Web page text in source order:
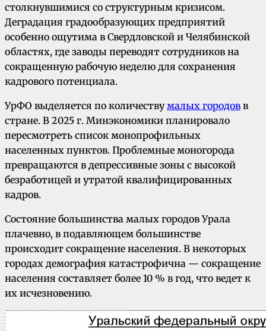
столкнувшимися со структурным кризисом.
Деградация градообразующих предприятий
особенно ощутима в Свердловской и Челябинской
областях, где заводы переводят сотрудников на
сокращенную рабочую неделю для сохранения
кадрового потенциала.
УрФО выделяется по количеству малых городов в
стране. В 2025 г. Минэкономики планировало
пересмотреть список монопрофильных
населенных пунктов. Проблемные моногорода
превращаются в депрессивные зоны с высокой
безработицей и утратой квалифицированных
кадров.
Состояние большинства малых городов Урала
плачевно, в подавляющем большинстве
происходит сокращение населения. В некоторых
городах демография катастрофична — сокращение
населения составляет более 10 % в год, что ведет к
их исчезновению.